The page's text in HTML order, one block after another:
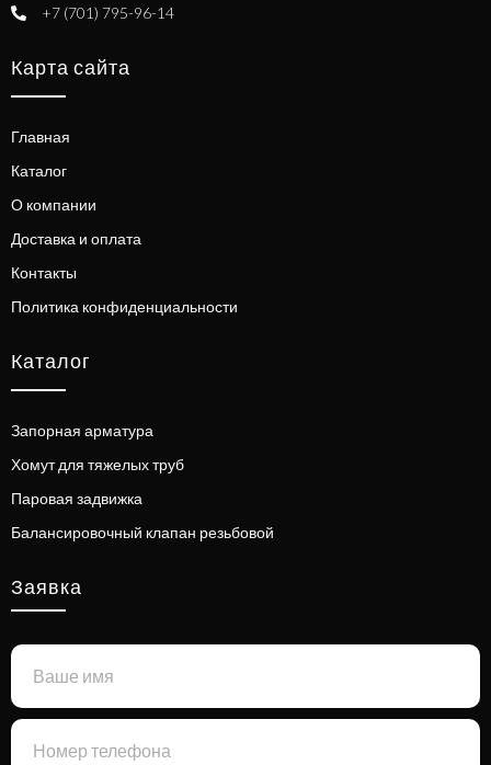
+7 (701) 795-96-14
Карта сайта
Главная
Каталог
О компании
Доставка и оплата
Контакты
Политика конфиденциальности
Каталог
Запорная арматура
Хомут для тяжелых труб
Паровая задвижка
Балансировочный клапан резьбовой
Заявка